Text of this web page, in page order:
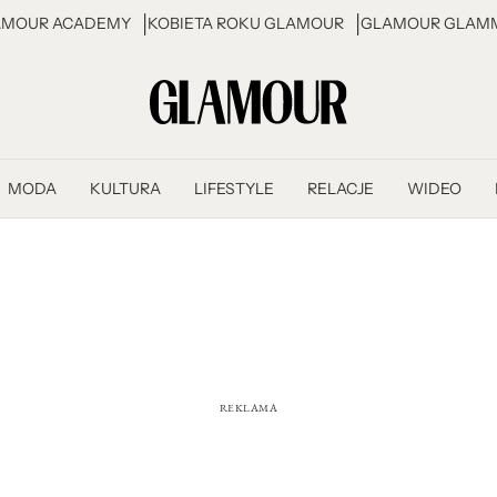
ACADEMY KOBIETA ROKU GLAMOUR GLAMOUR
MODA KULTURA LIFESTYLE RELACJE WIDEO